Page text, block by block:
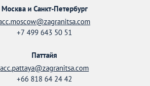
Москва и Санкт-Петербург
+7 499 643 50 51
Паттайя
acc.pattaya@zagranitsa.com
+66 818 64 24 42